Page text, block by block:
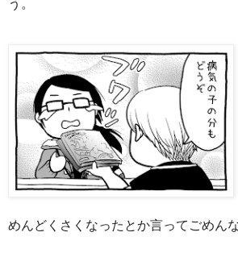
う。
めんどくさくなったとか言ってごめんな